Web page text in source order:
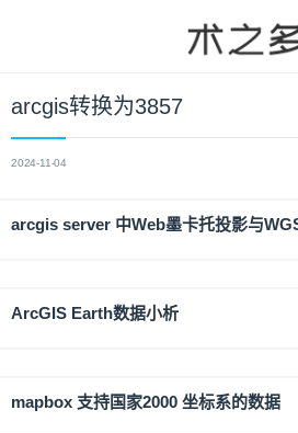
arcgis转换为3857
2024-11-04
arcgis server 中Web墨卡托投影与
ArcGIS Earth数据小析
mapbox 支持国家2000 坐标系的数据